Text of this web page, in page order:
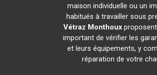
maison individuelle ou un
habitués à travailler sous
Vétraz Monthoux
important de vérifier les
et leurs équipements, y
réparation de votre